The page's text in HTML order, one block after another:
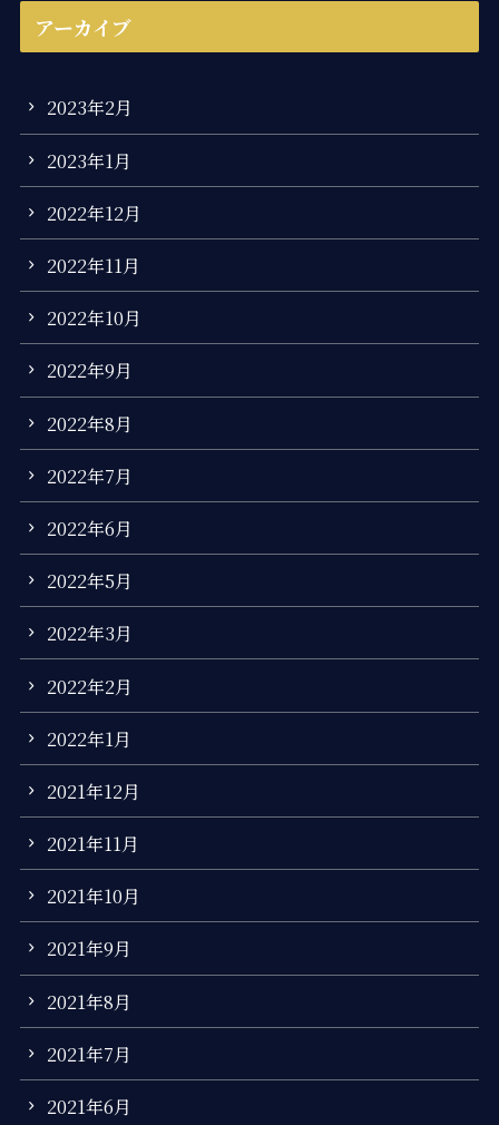
アーカイブ
2023年2月
2023年1月
2022年12月
2022年11月
2022年10月
2022年9月
2022年8月
2022年7月
2022年6月
2022年5月
2022年3月
2022年2月
2022年1月
2021年12月
2021年11月
2021年10月
2021年9月
2021年8月
2021年7月
2021年6月